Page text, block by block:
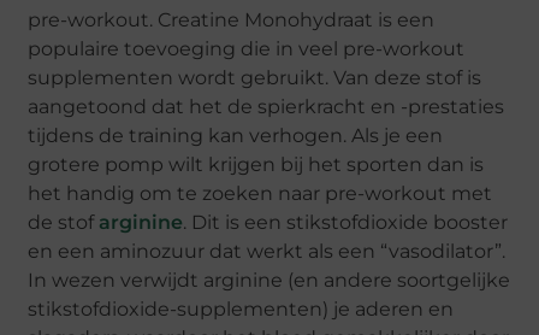
pre-workout. Creatine Monohydraat is een
populaire toevoeging die in veel pre-workout
supplementen wordt gebruikt. Van deze stof is
aangetoond dat het de spierkracht en -prestaties
tijdens de training kan verhogen. Als je een
grotere pomp wilt krijgen bij het sporten dan is
het handig om te zoeken naar pre-workout met
de stof arginine. Dit is een stikstofdioxide booster
en een aminozuur dat werkt als een “vasodilator”.
In wezen verwijdt arginine (en andere soortgelijke
stikstofdioxide-supplementen) je aderen en